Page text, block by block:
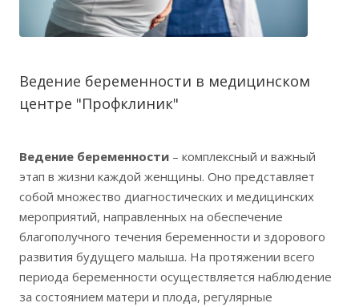
Ведение беременности в медицинском
центре "Профклиник"
Ведение беременности – комплексный и важный
этап в жизни каждой женщины. Оно представляет
собой множество диагностических и медицинских
мероприятий, направленных на обеспечение
благополучного течения беременности и здорового
развития будущего малыша. На протяжении всего
периода беременности осуществляется наблюдение
за состоянием матери и плода, регулярные